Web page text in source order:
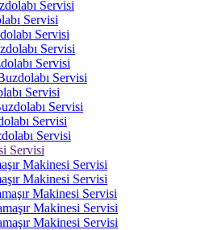
Servisi
Servisi
Servisi
Servisi
Servisi
Servisi
Servisi
Servisi
Servisi
Servisi
Servisi
Makinesi Servisi
Makinesi Servisi
Makinesi Servisi
Makinesi Servisi
Makinesi Servisi